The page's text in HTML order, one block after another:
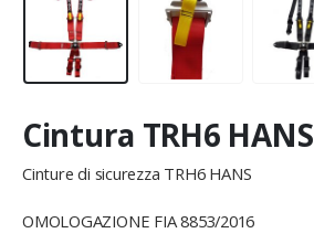
Cintura TRH6 HANS
Cinture di sicurezza TRH6 HANS
OMOLOGAZIONE FIA 8853/2016